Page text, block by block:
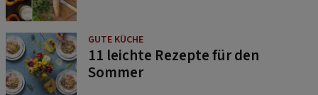
GUTE KÜCHE
11 leichte Rezepte für den
Sommer